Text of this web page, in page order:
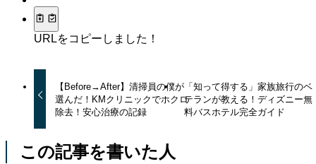
URLをコピーしました！
【Before→After】清掃員の僕が
選んだ！KMクリニックでホクロ
除去！安心治療の記録
「知って得する」家族旅行のベ
テランが教える！ディズニー無
料バスホテル完全ガイド
この記事を書いた人